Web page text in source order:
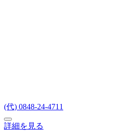
(代) 0848-24-4711
詳細を見る